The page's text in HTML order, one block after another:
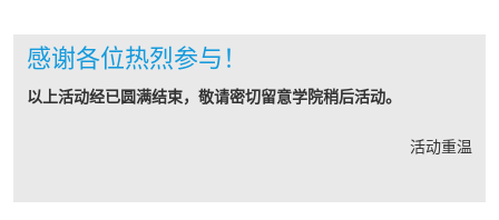
感谢各位热烈参与！
以上活动经已圆满结束，敬请密切留意学院稍后活动。
活动重温